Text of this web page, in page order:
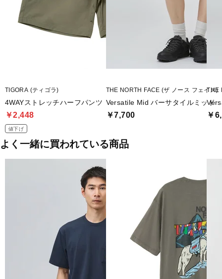
TIGORA (ティゴラ)
4WAYストレッチハーフパンツ
￥2,448
値下げ
THE NORTH FACE (ザ ノース フェイス)
Versatile Mid バーサタイルミッド
￥7,700
THE
￥
よく一緒に買われている商品